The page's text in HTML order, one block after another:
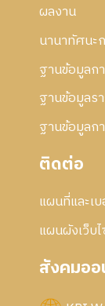
ผลงาน
นานาทัศนะ
ฐานข้อมูลก
ฐานข้อมูลร
ฐานข้อมูลก
ติดต่อ
แผนที่และเ
แผนผังเว็บ
สังคมอ